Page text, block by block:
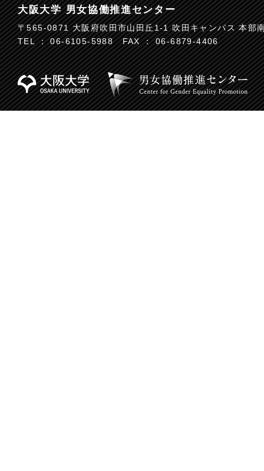
大阪大学 男女協働推進センター
〒565-0871 大阪府吹田市山田丘1-1 吹田キャンパス 本部
TEL ： 06-6105-5988 FAX ： 06-6879-4406